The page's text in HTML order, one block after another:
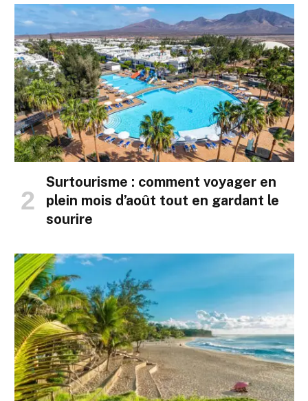
Surtourisme : comment voyager en
plein mois d’août tout en gardant le
sourire